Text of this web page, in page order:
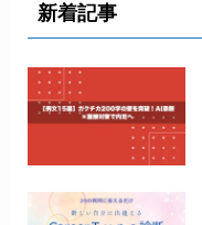
新着記事